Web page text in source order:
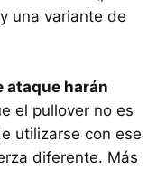
una variante de
ataque harán
el pullover no es
utilizarse con ese
diferente. Más